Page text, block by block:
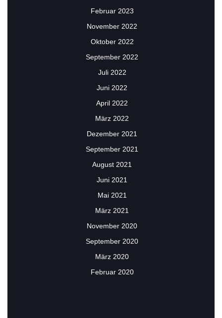
Februar 2023
November 2022
Oktober 2022
September 2022
Juli 2022
Juni 2022
April 2022
März 2022
Dezember 2021
September 2021
August 2021
Juni 2021
Mai 2021
März 2021
November 2020
September 2020
März 2020
Februar 2020